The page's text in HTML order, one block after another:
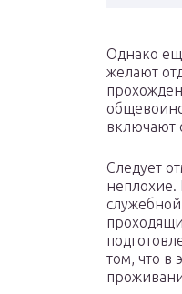
Однако
желают
включают
Следует
неплохие.
том, что в